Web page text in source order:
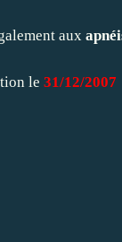
aux
le 31/12/2007